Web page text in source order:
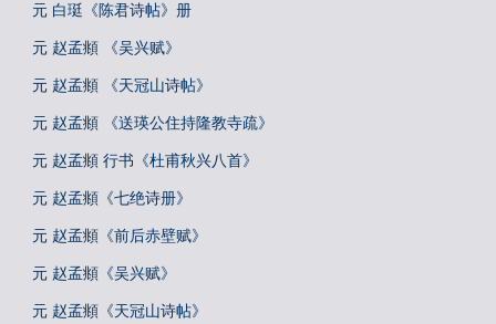
元 白珽《陈君诗帖》册
元 赵孟頫 《吴兴赋》
元 赵孟頫 《天冠山诗帖》
元 赵孟頫 《送瑛公住持隆教寺疏》
元 赵孟頫 行书《杜甫秋兴八首》
元 赵孟頫《七绝诗册》
元 赵孟頫《前后赤壁赋》
元 赵孟頫《吴兴赋》
元 赵孟頫《天冠山诗帖》